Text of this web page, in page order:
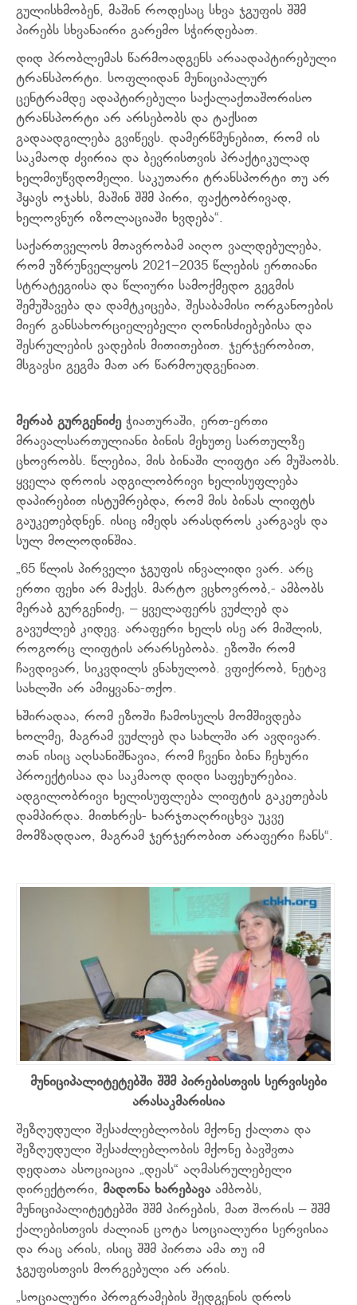
გულისხმობენ, მაშინ როდესაც სხვა ჯგუფის შშმ
პირებს სხვანაირი გარემო სჭირდებათ.
დიდ პრობლემას წარმოადგენს არაადაპტირებული
ტრანსპორტი. სოფლიდან მუნიციპალურ
ცენტრამდე ადაპტირებული საქალაქთაშორისო
ტრანსპორტი არ არსებობს და ტაქსით
გადაადგილება გვიწევს. დამერწმუნებით, რომ ის
საკმაოდ ძვირია და ბევრისთვის პრაქტიკულად
ხელმიუწვდომელი. საკუთარი ტრანსპორტი თუ არ
ჰყავს ოჯახს, მაშინ შშმ პირი, ფაქტობრივად,
ხელოვნურ იზოლაციაში ხვდება“.
საქართველოს მთავრობამ აიღო ვალდებულება,
რომ უზრუნველყოს 2021−2035 წლების ერთიანი
სტრატეგიისა და წლიური სამოქმედო გეგმის
შემუშავება და დამტკიცება, შესაბამისი ორგანოების
მიერ განსახორციელებელი ღონისძიებებისა და
შესრულების ვადების მითითებით. ჯერჯერობით,
მსგავსი გეგმა მათ არ წარმოუდგენიათ.
მერაბ გურგენიძეჭიათურაში, ერთ-ერთი
მრავალსართულიანი ბინის მეხუთე სართულზე
ცხოვრობს. წლებია, მის ბინაში ლიფტი არ მუშაობს.
ყველა დროის ადგილობრივი ხელისუფლება
დაპირებით ისტუმრებდა, რომ მის ბინას ლიფტს
გაუკეთებდნენ. ისიც იმედს არასდროს კარგავს და
სულ მოლოდინშია.
„65 წლის პირველი ჯგუფის ინვალიდი ვარ. არც
ერთი ფეხი არ მაქვს. მარტო ვცხოვრობ,- ამბობს
მერაბ გურგენიძე, – ყველაფერს ვუძლებ და
გავუძლებ კიდევ. არაფერი ხელს ისე არ მიშლის,
როგორც ლიფტის არარსებობა. ეზოში რომ
ჩავდივარ, სიკვდილს ვნახულობ. ვფიქრობ, ნეტავ
სახლში არ ამიყვანა-თქო.
ხშირადაა, რომ ეზოში ჩამოსულს მომშივდება
ხოლმე, მაგრამ ვუძლებ და სახლში არ ავდივარ.
თან ისიც აღსანიშნავია, რომ ჩვენი ბინა ჩეხური
პროექტისაა და საკმაოდ დიდი საფეხურებია.
ადგილობრივი ხელისუფლება ლიფტის გაკეთებას
დამპირდა. მითხრეს- ხარჯთაღრიცხვა უკვე
მომზადდაო, მაგრამ ჯერჯერობით არაფერი ჩანს“.
მუნიციპალიტეტებში შშმ პირებისთვის სერვისები
არასაკმარისია
შეზღუდული შესაძლებლობის მქონე ქალთა და
შეზღუდული შესაძლებლობის მქონე ბავშვთა
დედათა ასოციაცია „დეას“ აღმასრულებელი
დირექტორი, მადონა ხარებავა ამბობს,
მუნიციპალიტეტებში შშმ პირების, მათ შორის – შშმ
ქალებისთვის ძალიან ცოტა სოციალური სერვისია
და რაც არის, ისიც შშმ პირთა ამა თუ იმ
ჯგუფისთვის მორგებული არ არის.
„სოციალური პროგრამების შედგენის დროს